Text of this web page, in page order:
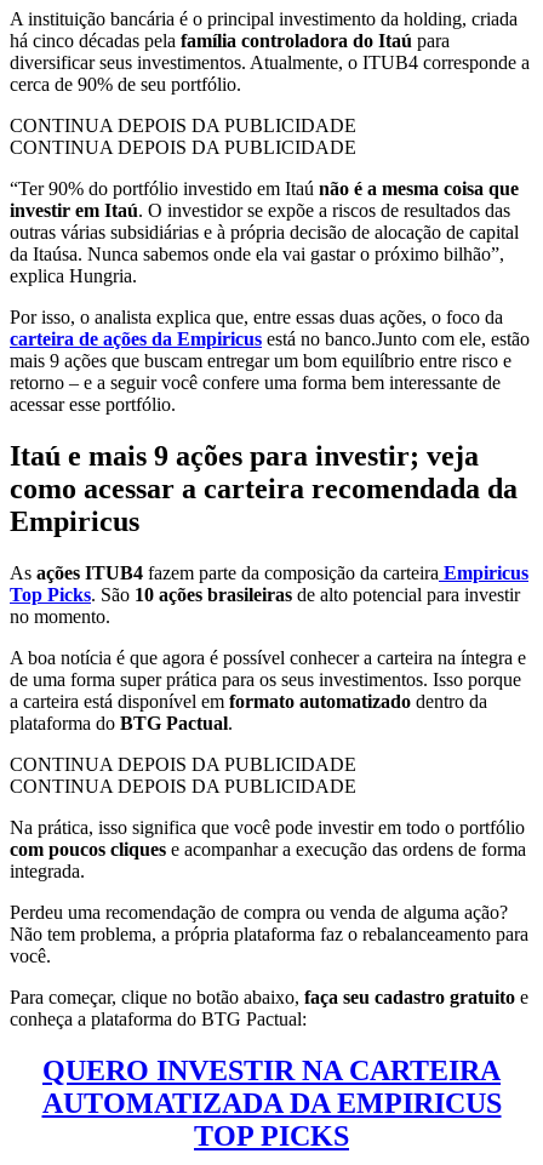
A instituição bancária é o principal investimento da holding, criada
há cinco décadas pela família controladora do Itaú para
diversificar seus investimentos. Atualmente, o ITUB4 corresponde a
cerca de 90% de seu portfólio.
CONTINUA DEPOIS DA PUBLICIDADE
CONTINUA DEPOIS DA PUBLICIDADE
“Ter 90% do portfólio investido em Itaú não é a mesma coisa que
investir em Itaú. O investidor se expõe a riscos de resultados das
outras várias subsidiárias e à própria decisão de alocação de capital
da Itaúsa. Nunca sabemos onde ela vai gastar o próximo bilhão”,
explica Hungria.
Por isso, o analista explica que, entre essas duas ações, o foco da
carteira de ações da Empiricus está no banco.Junto com ele, estão
mais 9 ações que buscam entregar um bom equilíbrio entre risco e
retorno – e a seguir você confere uma forma bem interessante de
acessar esse portfólio.
Itaú e mais 9 ações para investir; veja
como acessar a carteira recomendada da
Empiricus
As ações ITUB4 fazem parte da composição da carteira Empiricus
Top Picks. São 10 ações brasileiras de alto potencial para investir
no momento.
A boa notícia é que agora é possível conhecer a carteira na íntegra e
de uma forma super prática para os seus investimentos. Isso porque
a carteira está disponível em formato automatizado dentro da
plataforma do BTG Pactual.
CONTINUA DEPOIS DA PUBLICIDADE
CONTINUA DEPOIS DA PUBLICIDADE
Na prática, isso significa que você pode investir em todo o portfólio
com poucos cliques e acompanhar a execução das ordens de forma
integrada.
Perdeu uma recomendação de compra ou venda de alguma ação?
Não tem problema, a própria plataforma faz o rebalanceamento para
você.
Para começar, clique no botão abaixo, faça seu cadastro gratuito e
conheça a plataforma do BTG Pactual:
QUERO INVESTIR NA CARTEIRA
AUTOMATIZADA DA EMPIRICUS
TOP PICKS